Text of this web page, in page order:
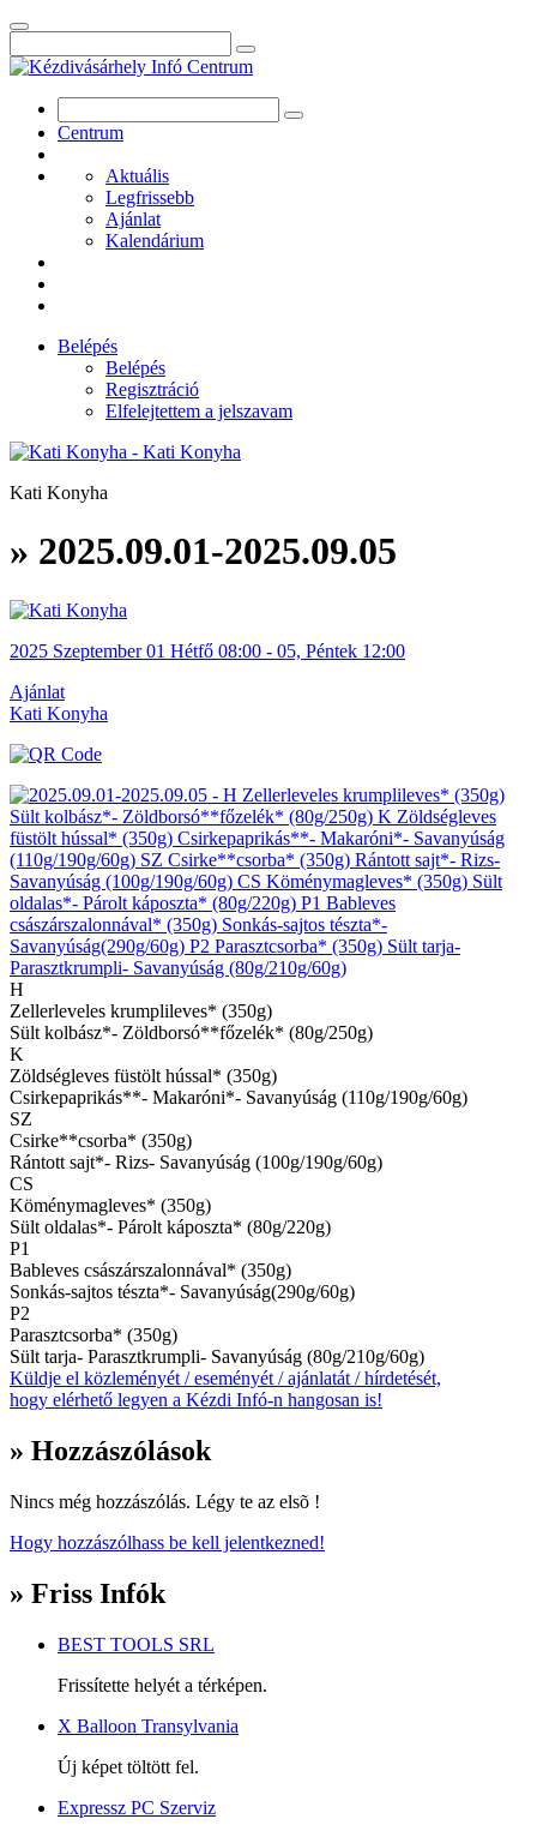
Centrum
Aktuális
Legfrissebb
Ajánlat
Kalendárium
Belépés
Belépés
Regisztráció
Elfelejtettem a jelszavam
Kati Konyha
» 2025.09.01-2025.09.05
2025 Szeptember 01 Hétfő 08:00 - 05, Péntek 12:00
Ajánlat
Kati Konyha
H
Zellerleveles krumplileves* (350g)
Sült kolbász*- Zöldborsó**főzelék* (80g/250g)
K
Zöldségleves füstölt hússal* (350g)
Csirkepaprikás**- Makaróni*- Savanyúság (110g/190g/60g)
SZ
Csirke**csorba* (350g)
Rántott sajt*- Rizs- Savanyúság (100g/190g/60g)
CS
Köménymagleves* (350g)
Sült oldalas*- Párolt káposzta* (80g/220g)
P1
Bableves császárszalonnával* (350g)
Sonkás-sajtos tészta*- Savanyúság(290g/60g)
P2
Parasztcsorba* (350g)
Sült tarja- Parasztkrumpli- Savanyúság (80g/210g/60g)
Küldje el közleményét / eseményét / ajánlatát / hírdetését,
hogy elérhető legyen a Kézdi Infó-n hangosan is!
» Hozzászólások
Nincs még hozzászólás. Légy te az elsõ !
Hogy hozzászólhass be kell jelentkezned!
» Friss Infók
BEST TOOLS SRL
Frissítette helyét a térképen.
X Balloon Transylvania
Új képet töltött fel.
Expressz PC Szerviz